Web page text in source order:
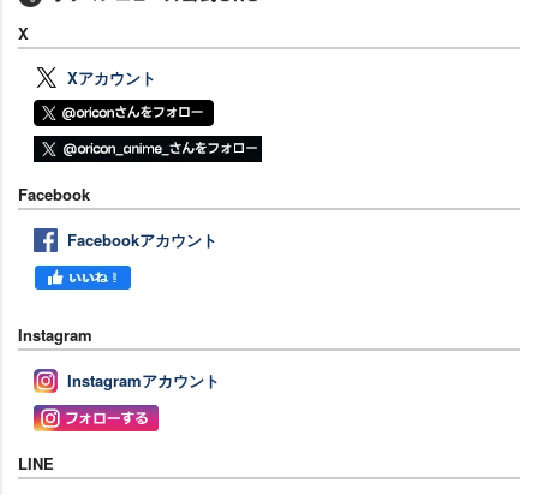
X
Xアカウント
Facebook
Facebookアカウント
Instagram
Instagramアカウント
LINE